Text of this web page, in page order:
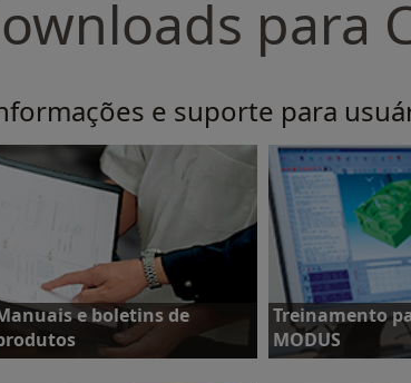
para
e suporte para
e boletins de
Treinamento
MODUS